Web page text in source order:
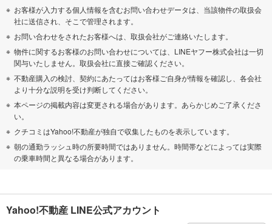
お客様が入力する個人情報を含むお問い合わせデータは、当該物件の取扱会
社に送信され、そこで管理されます。
お問い合わせをされたお客様へは、取扱会社がご連絡いたします。
物件に関するお客様のお問い合わせについては、LINEヤフー株式会社は一切
関与いたしません。取扱会社に直接ご確認ください。
不動産購入の検討、契約にあたってはお客様ご自身が情報を確認し、各会社
より十分な説明を受け判断してください。
本ページの掲載内容は変更される場合があります。あらかじめご了承くださ
い。
クチコミはYahoo!不動産が独自で収集したものを表示しています。
朝の通勤ラッシュ時の所要時間ではありません。時間帯などによっては実際
の乗車時間と異なる場合があります。
Yahoo!不動産 LINE公式アカウント